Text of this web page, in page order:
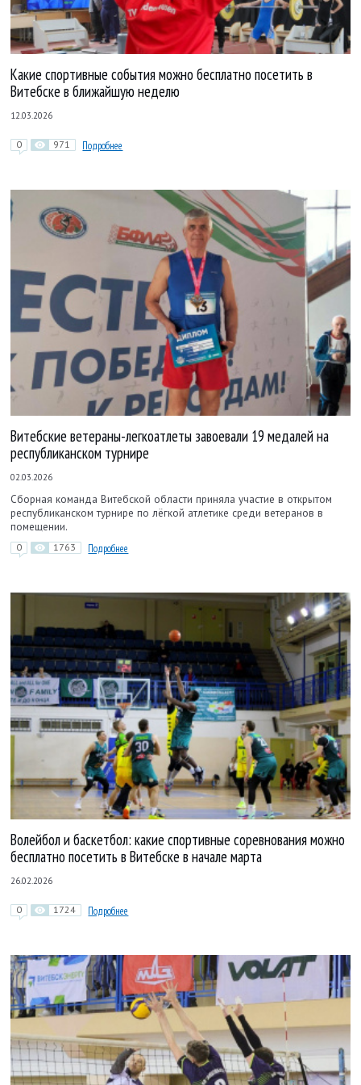
Какие спортивные события можно бесплатно посетить в
Витебске в ближайшую неделю
12.03.2026
0 971 Подробнее
Витебские ветераны-легкоатлеты завоевали 19 медалей на
республиканском турнире
02.03.2026
Сборная команда Витебской области приняла участие в открытом
республиканском турнире по лёгкой атлетике среди ветеранов в
помещении.
0 1763 Подробнее
Волейбол и баскетбол: какие спортивные соревнования можно
бесплатно посетить в Витебске в начале марта
26.02.2026
0 1724 Подробнее